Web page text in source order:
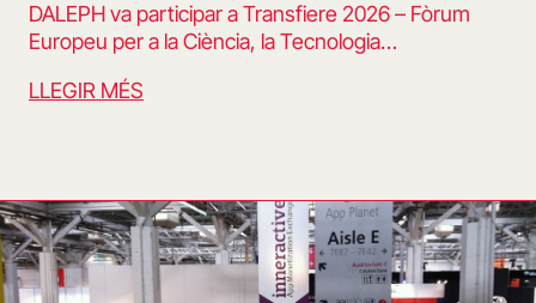
DALEPH va participar a Transfiere 2026 – Fòrum
Europeu per a la Ciència, la Tecnologia…
LLEGIR MÉS